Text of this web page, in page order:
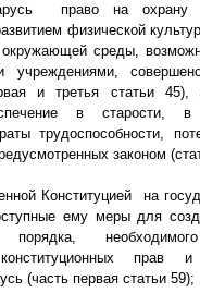
право на охрану
физической
среды,
учреждениями,
и третья статьи
в старости,
трудоспособности,
законом
Конституцией
на
ему меры для
порядка,
прав
(часть первая статьи 59);